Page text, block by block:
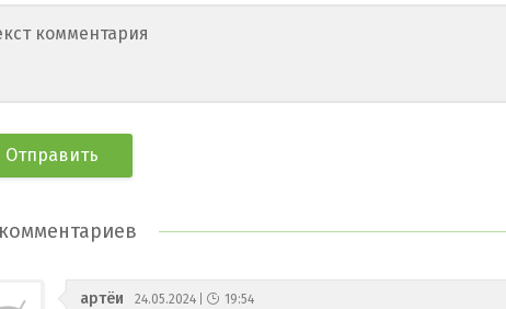
комментария
артёи 24.05.2024 19:54